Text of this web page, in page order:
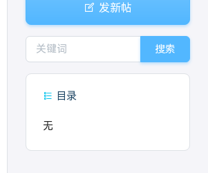
发新帖
搜索
目录
无